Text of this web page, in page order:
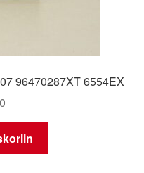
96470287XT 6554EX